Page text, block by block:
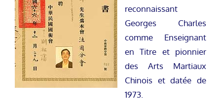
reconnaissant
Georges Charles
comme Enseignant
en Titre et pionnier
des Arts Martiaux
Chinois et datée de
1973.